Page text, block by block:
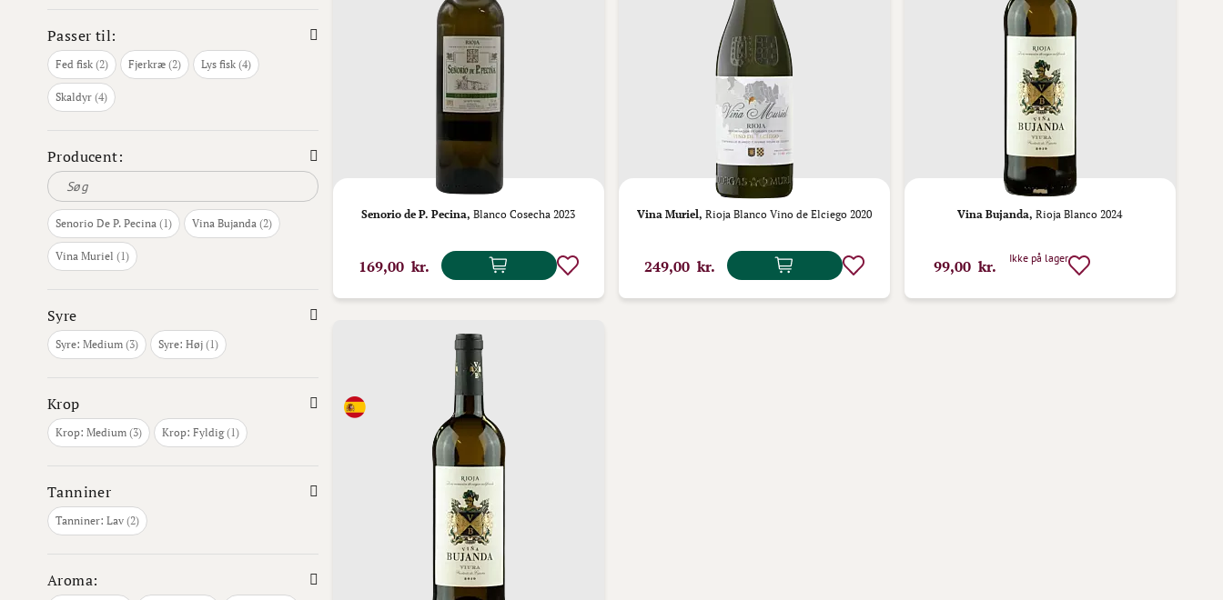
Passer til:
Fed fisk 2
varer Fjerkræ 2
varer Lys fisk 4
varer
Skaldyr 4
varer
Producent:
Senorio De P. Pecina 1
vare Vina Bujanda 2
varer
Vina Muriel 1
vare
Syre
Syre: Medium 3
varer Syre: Høj 1
vare
Krop
Krop: Medium 3
varer Krop: Fyldig 1
vare
Tanniner
Tanniner: Lav 2
varer
Aroma:
Senorio de P. Pecina, Blanco Cosecha 2023
169,00 kr.
Vina Muriel, Rioja Blanco Vino de Elciego 2020
249,00 kr.
Vina Bujanda, Rioja Blanco 2024
99,00 kr. Ikke på lager